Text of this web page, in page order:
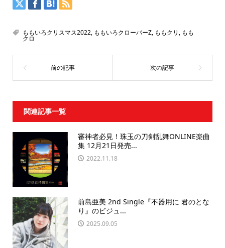
ももいろクリスマス2022, ももいろクローバーZ, ももクリ , もも
クロ
関連記事一覧
審神者必見！珠玉の刀剣乱舞ONLINE楽曲
集 12月21日発売...
2022.11.18
前島亜美 2nd Single『不器用に 君のとな
り』のビジュ...
2025.09.05